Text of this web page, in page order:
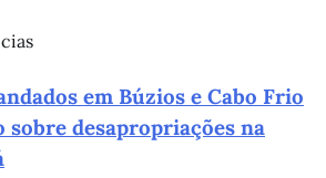
em Búzios e Cabo Frio
sobre desapropriações na